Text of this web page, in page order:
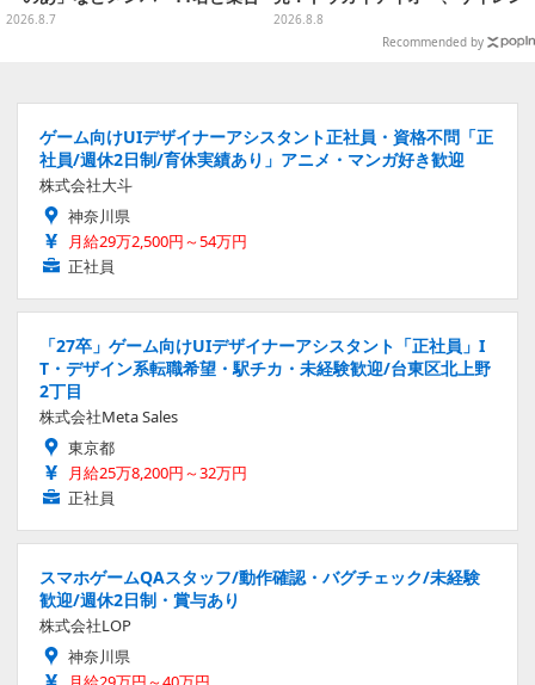
デザイン全15種、ボールチェーン
2026.8.7
ススズカなど名馬をデザイン
2026.8.8
Recommended by
ゲーム向けUIデザイナーアシスタント正社員・資格不問「正
社員/週休2日制/育休実績あり」アニメ・マンガ好き歓迎
株式会社大斗
神奈川県
月給29万2,500円～54万円
正社員
「27卒」ゲーム向けUIデザイナーアシスタント「正社員」I
T・デザイン系転職希望・駅チカ・未経験歓迎/台東区北上野
2丁目
株式会社Meta Sales
東京都
月給25万8,200円～32万円
正社員
スマホゲームQAスタッフ/動作確認・バグチェック/未経験
歓迎/週休2日制・賞与あり
株式会社LOP
神奈川県